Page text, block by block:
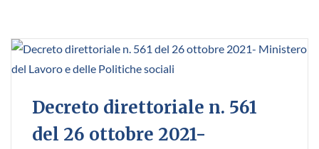
Decreto direttoriale n. 561
del 26 ottobre 2021-